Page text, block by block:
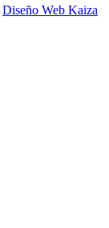
Diseño Web Kaiza